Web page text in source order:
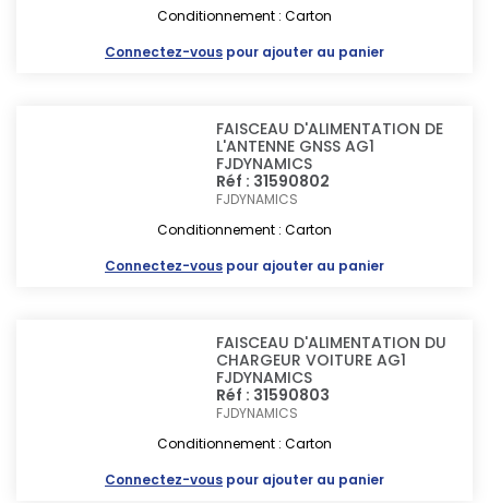
Conditionnement : Carton
Connectez-vous pour ajouter au panier
FAISCEAU D'ALIMENTATION DE
L'ANTENNE GNSS AG1
FJDYNAMICS
Réf : 31590802
FJDYNAMICS
Conditionnement : Carton
Connectez-vous pour ajouter au panier
FAISCEAU D'ALIMENTATION DU
CHARGEUR VOITURE AG1
FJDYNAMICS
Réf : 31590803
FJDYNAMICS
Conditionnement : Carton
Connectez-vous pour ajouter au panier